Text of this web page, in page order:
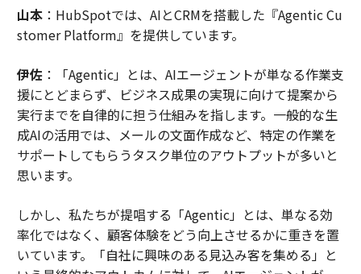
山本：HubSpotでは、AIとCRMを搭載した『Agentic Cu
stomer Platform』を提供しています。
伊佐：「Agentic」とは、AIエージェントが単なる作業支
援にとどまらず、ビジネス成果の実現に向けて提案から
実行までを自律的に担う仕組みを指します。一般的な生
成AIの活用では、メールの文面作成など、特定の作業を
サポートしてもらうタスク単位のアウトプットが多いと
思います。
しかし、私たちが提唱する「Agentic」とは、単なる効
率化ではなく、顧客体験をどう向上させるかに重きを置
いています。「自社に興味のある見込み客を集める」と